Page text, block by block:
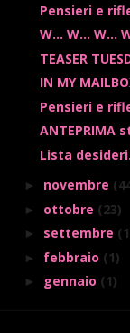
Pensieri e
W... W... W...
TEASER
IN MY
Pensieri e
ANTEPRIMA
Lista
► novembre
► ottobre (23)
► settembre
► febbraio (1)
► gennaio (1)